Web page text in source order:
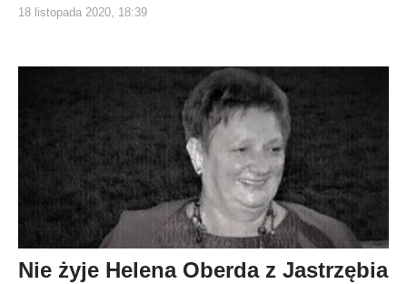
18 listopada 2020, 18:39
Nie żyje Helena Oberda z Jastrzębia